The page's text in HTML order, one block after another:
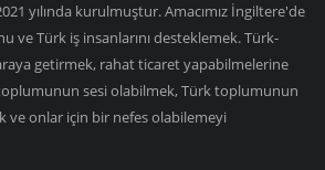
yılında kurulmuştur. Amacımız İngiltere'de
ve Türk iş insanlarını desteklemek. Türk-
getirmek, rahat ticaret yapabilmelerine
sesi olabilmek, Türk toplumunun
ve onlar için bir nefes olabilemeyi